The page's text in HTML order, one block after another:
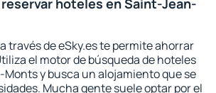
hoteles en Saint-Jean-
través de eSky.es te permite ahorrar
el motor de búsqueda de hoteles
y busca un alojamiento que se
Mucha gente suele optar por el